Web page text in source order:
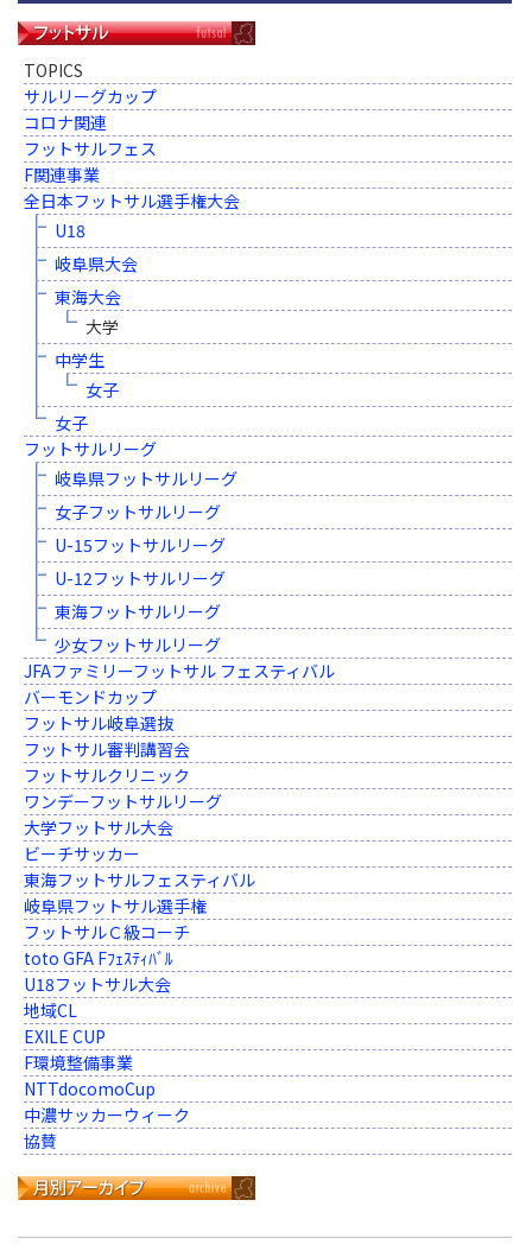
TOPICS
サルリーグカップ
コロナ関連
フットサルフェス
F関連事業
全日本フットサル選手権大会
U18
岐阜県大会
東海大会
大学
中学生
女子
女子
フットサルリーグ
岐阜県フットサルリーグ
女子フットサルリーグ
U-15フットサルリーグ
U-12フットサルリーグ
東海フットサルリーグ
少女フットサルリーグ
JFAファミリーフットサル フェスティバル
バーモンドカップ
フットサル岐阜選抜
フットサル審判講習会
フットサルクリニック
ワンデーフットサルリーグ
大学フットサル大会
ビーチサッカー
東海フットサルフェスティバル
岐阜県フットサル選手権
フットサルＣ級コーチ
toto GFA Fﾌｪｽﾃｨﾊﾞﾙ
U18フットサル大会
地域CL
EXILE CUP
F環境整備事業
NTTdocomoCup
中濃サッカーウィーク
協賛